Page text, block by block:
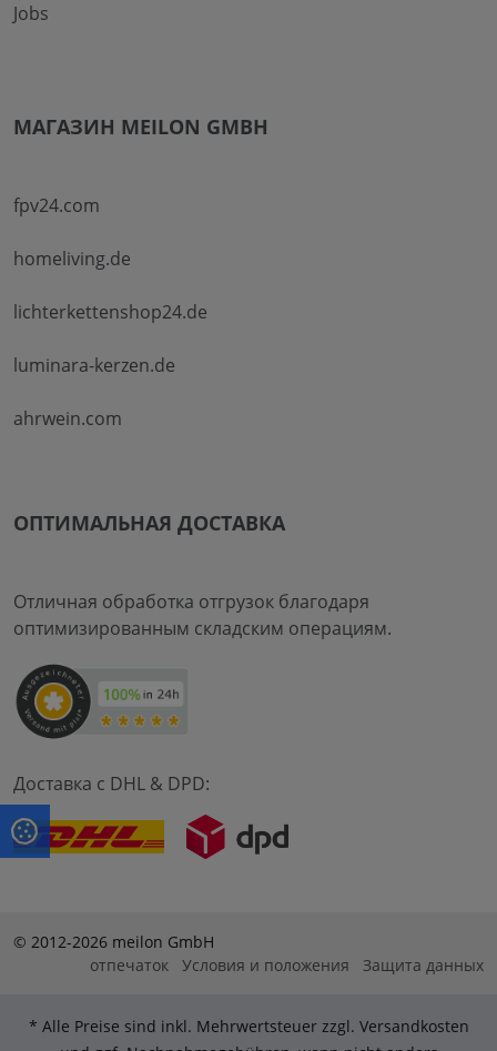
Jobs
МАГАЗИН MEILON GMBH
fpv24.com
homeliving.de
lichterkettenshop24.de
luminara-kerzen.de
ahrwein.com
ОПТИМАЛЬНАЯ ДОСТАВКА
Отличная обработка отгрузок благодаря
оптимизированным складским операциям.
Доставка с DHL & DPD:
© 2012-2026 meilon GmbH
отпечаток
Условия и положения Защита данных
* Alle Preise sind inkl. Mehrwertsteuer zzgl. Versandkosten